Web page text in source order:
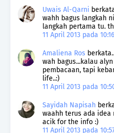
Uwais Al-Qarni
wahh bagus langkah
langkah pertama tu.
11 April 2013 pada
Amaliena Ros
wah bagus...kalau
pembacaan, tapi
life..:)
11 April 2013 pada
Sayidah Napisah
waahh terus ada idea
acik for the info :)
11 April 2013 pada